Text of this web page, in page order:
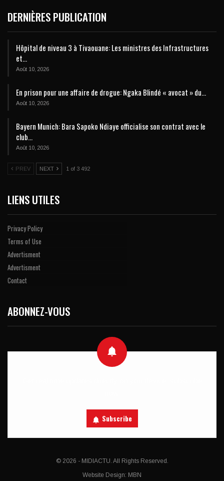
DERNIÈRES PUBLICATION
Hôpital de niveau 3 à Tivaouane: Les ministres des Infrastructures
et…
Août 10, 2026
En prison pour une affaire de drogue: Ngaka Blindé « avocat » du…
Août 10, 2026
Bayern Munich: Bara Sapoko Ndiaye officialise son contrat avec le
club…
Août 10, 2026
PREV NEXT 1 of 3 492
LIENS UTILES
Privacy Policy
Terms of Use
Advertisment
Advertisment
Contact
ABONNEZ-VOUS
Subscribe
© 2026 - MIDIACTU. All Rights Reserved.
Website Design: MBN